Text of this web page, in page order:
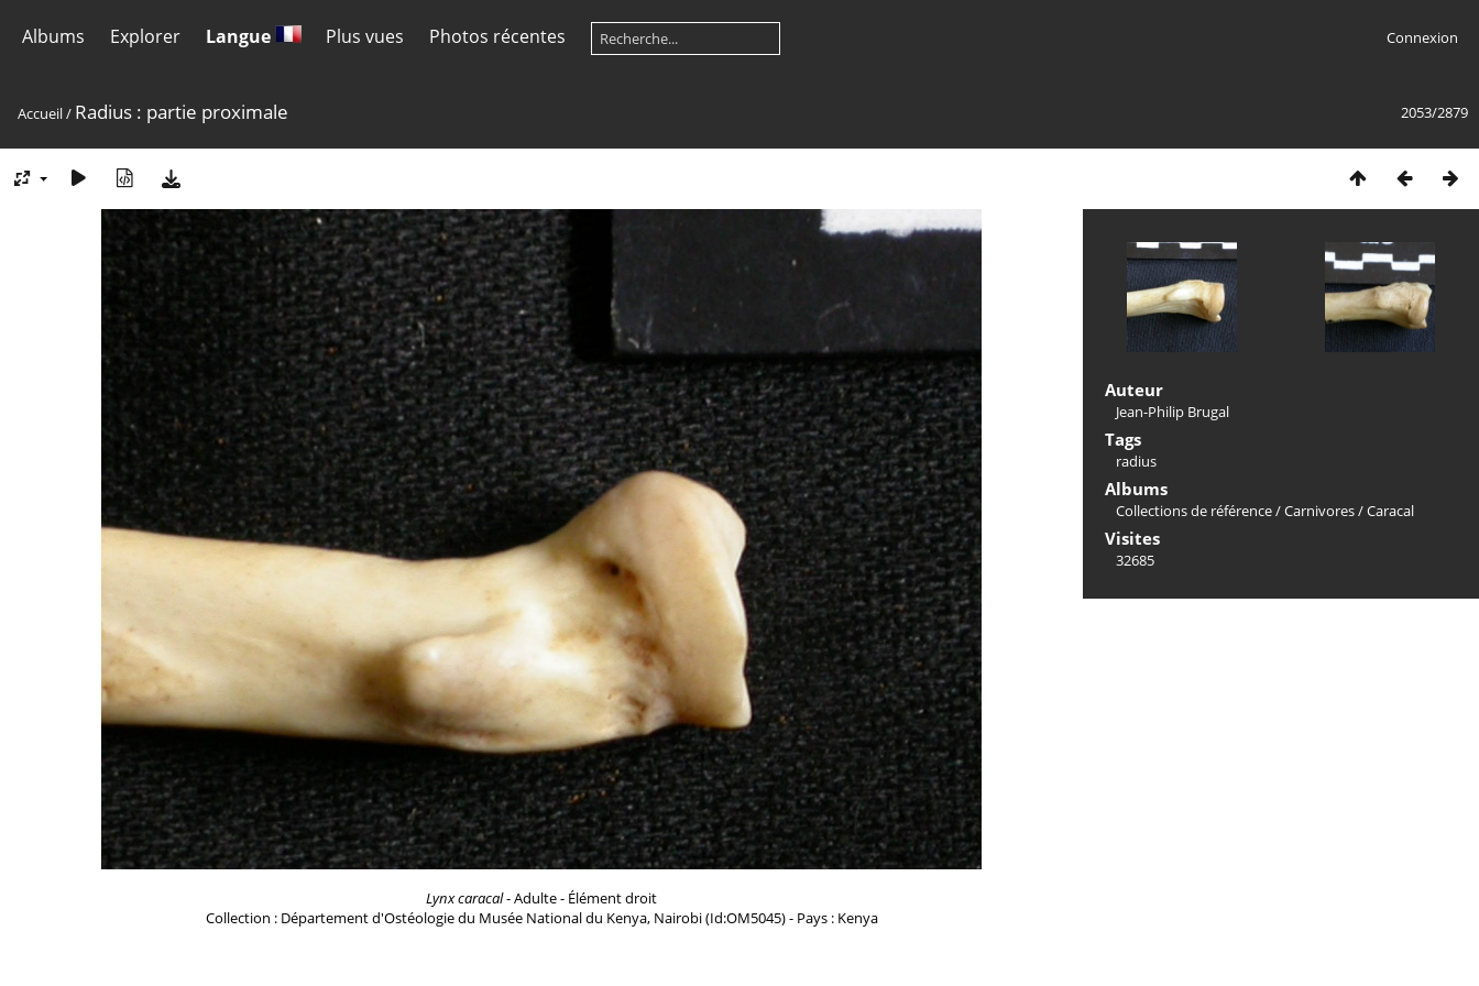
Albums Explorer Langue Plus vues Photos récentes Connexion
2053/2879
Accueil/ Radius : partie proximale
Lynx caracal- Adulte - Élément droit
Collection : Département d'Ostéologie du Musée National du Kenya, Nairobi (Id:OM5045) - Pays : Kenya
Auteur
Jean-Philip Brugal
Tags
radius
Albums
Collections de référence/Carnivores/Caracal
Visites
32685